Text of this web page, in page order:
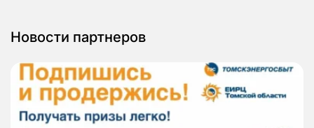
Новости партнеров